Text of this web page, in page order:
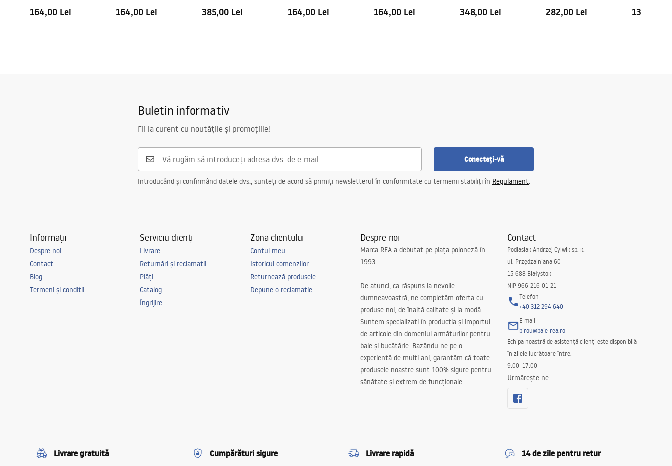
164,00 Lei 164,00 Lei 385,00 Lei 164,00 Lei 164,00 Lei 348,00 Lei 282,00 Lei 130,00 Lei
Buletin informativ
Fii la curent cu noutățile și promoțiile!
Conectați-vă
Introducând și confirmând datele dvs., sunteți de acord să primiți newsletterul în conformitate cu termenii stabiliți în Regulament.
Informații
Despre noi
Contact
Blog
Termeni și condiții
Serviciu clienți
Livrare
Returnări și reclamații
Plăți
Catalog
Îngrijire
Zona clientului
Contul meu
Istoricul comenzilor
Returnează produsele
Depune o reclamație
Despre noi
Marca REA a debutat pe piața poloneză în
1993.
De atunci, ca răspuns la nevoile
dumneavoastră, ne completăm oferta cu
produse noi, de înaltă calitate și la modă.
Suntem specializați în producția și importul
de articole din domeniul armăturilor pentru
baie și bucătărie. Bazându-ne pe o
experiență de mulți ani, garantăm că toate
produsele noastre sunt 100% sigure pentru
sănătate și extrem de funcționale.
Contact
Podlasiak Andrzej Cylwik sp. k.
ul. Przędzalniana 60
15-688 Białystok
NIP 966-216-01-21
Telefon
+40 312 294 640
E-mail
birou@baie-rea.ro
Echipa noastră de asistență clienți este disponibilă
în zilele lucrătoare între:
9:00–17:00
Urmărește-ne
Livrare gratuită Cumpărături sigure Livrare rapidă 14 de zile pentru retur